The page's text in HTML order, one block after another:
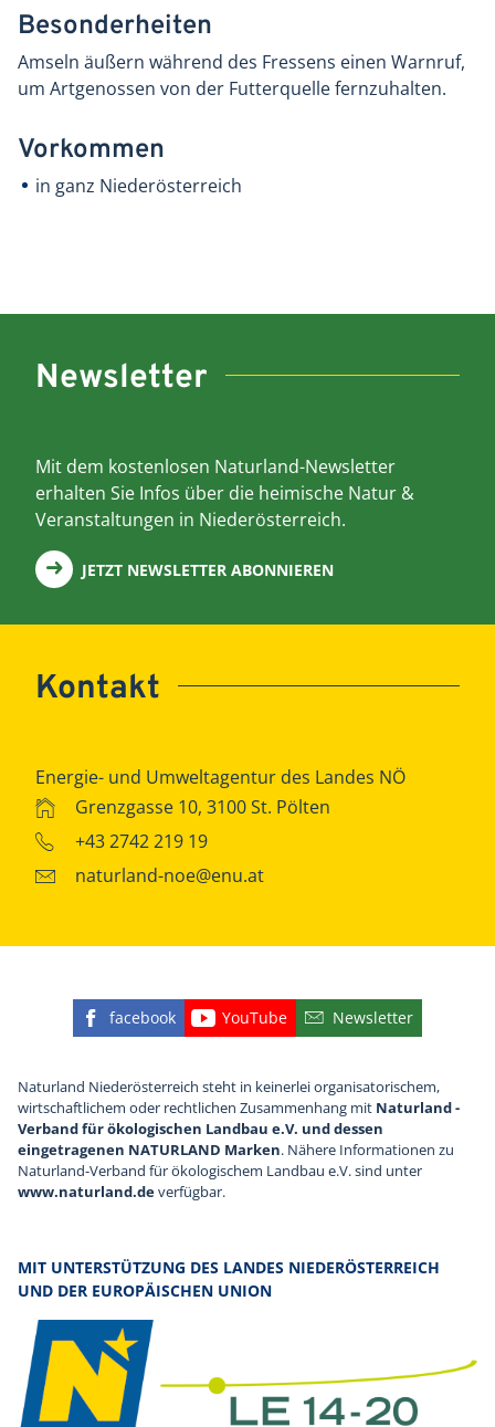
Besonderheiten
Amseln äußern während des Fressens einen Warnruf,
um Artgenossen von der Futterquelle fernzuhalten.
Vorkommen
in ganz Niederösterreich
Newsletter
Mit dem kostenlosen Naturland-Newsletter
erhalten Sie Infos über die heimische Natur &
Veranstaltungen in Niederösterreich.
JETZT NEWSLETTER ABONNIEREN
Kontakt
Energie- und Umweltagentur des Landes NÖ
Grenzgasse 10, 3100 St. Pölten
+43 2742 219 19
naturland-noe@enu.at
Finden Sie die eNu auf Facebook
facebook Besuchen Sie den
YouTube Abonnieren Sie
Newsletter
Naturland Niederösterreich steht in keinerlei organisatorischem,
wirtschaftlichem oder rechtlichen Zusammenhang mit Naturland -
Verband für ökologischen Landbau e.V. und dessen
eingetragenen NATURLAND Marken. Nähere Informationen zu
Naturland-Verband für ökologischem Landbau e.V. sind unter
www.naturland.deverfügbar.
MIT UNTERSTÜTZUNG DES LANDES NIEDERÖSTERREICH
UND DER EUROPÄISCHEN UNION